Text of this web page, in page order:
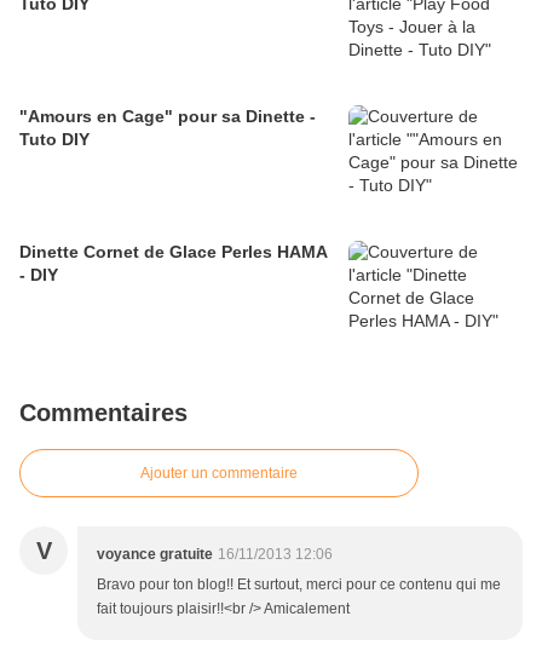
"Amours en Cage" pour sa Dinette -
Tuto DIY
Dinette Cornet de Glace Perles HAMA
- DIY
Commentaires
Ajouter un commentaire
V voyance gratuite 16/11/2013 12:06
Bravo pour ton blog!! Et surtout, merci pour ce contenu qui me
fait toujours plaisir!!<br /> Amicalement